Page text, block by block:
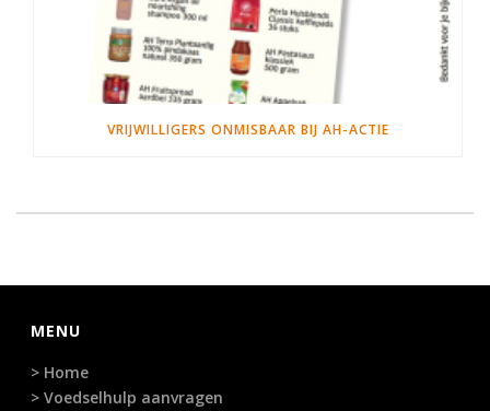
VRIJWILLIGERS ONMISBAAR BIJ AH-ACTIE
MENU
> Home
> Voedselhulp aanvragen